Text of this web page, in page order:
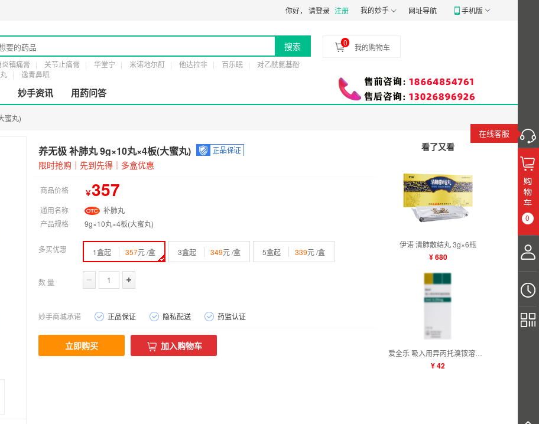
械经营许20161232号 粤穗食药监械经营备20191807号 食品经营许可证：JY14401030058197 药品经营质量管理规范认证证
你好， 请登录 注册 我的妙手 网址导航 手机版
搜索
炎镇痛膏 关节止痛膏 华堂宁 米诺地尔酊 他达拉非 百乐眠
对乙酰氨基酚
逸青鼻喷
0 我的购物车
妙手资讯 用药问答
在线客服
0
蜜丸)
养无极 补肺丸 9g×10丸×4板(大蜜丸)
限时抢购｜先到先得｜多盒优惠
商品价格 ￥357
通用名称
补肺丸
产品规格
9g×10丸×4板(大蜜丸)
多买优惠 1盒起 357元 /盒 3盒起 349元 /盒 5盒起 339元 /盒
数 量
妙手商城承诺 正品保证 隐私配送 药监认证
立即购买 加入购物车
看了又看
伊诺 清肺散结丸 3g×6瓶
¥ 680
¥ 42